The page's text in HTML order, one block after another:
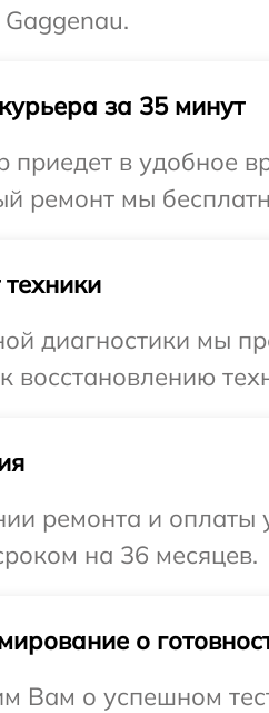
Gaggenau.
за 35 минут
в удобное
ремонт мы
диагностики мы
восстановлению
ремонта и оплаты
на 36 месяцев.
о
Вам о успешном